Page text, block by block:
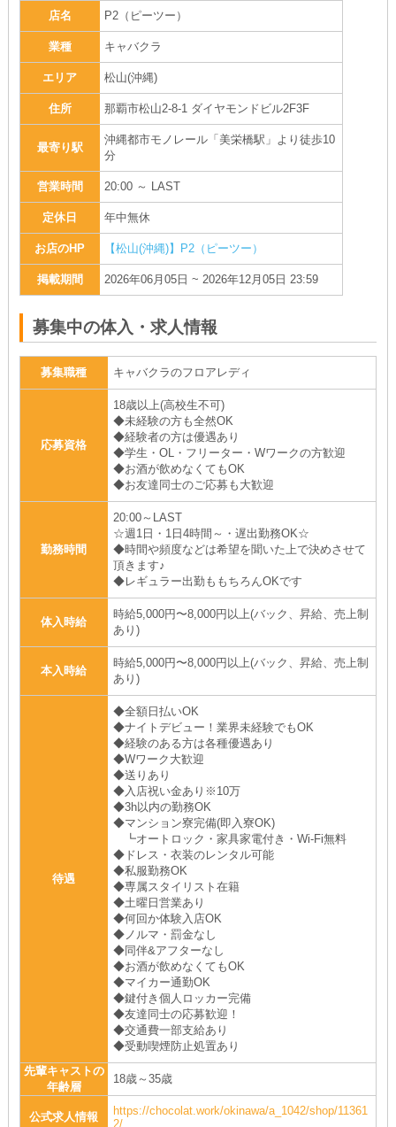
店名 P2（ピーツー）
業種 キャバクラ
エリア 松山(沖縄)
住所 那覇市松山2-8-1 ダイヤモンドビル2F3F
最寄り駅
沖縄都市モノレール「美栄橋駅」より徒歩10
分
営業時間 20:00 ～ LAST
定休日 年中無休
お店のHP 【松山(沖縄)】P2（ピーツー）
掲載期間 2026年06月05日 ~ 2026年12月05日 23:59
募集中の体入・求人情報
募集職種 キャバクラのフロアレディ
応募資格
18歳以上(高校生不可)
◆未経験の方も全然OK
◆経験者の方は優遇あり
◆学生・OL・フリーター・Wワークの方歓迎
◆お酒が飲めなくてもOK
◆お友達同士のご応募も大歓迎
勤務時間
20:00～LAST
☆週1日・1日4時間～・遅出勤務OK☆
◆時間や頻度などは希望を聞いた上で決めさせて
頂きます♪
◆レギュラー出勤ももちろんOKです
体入時給
時給5,000円〜8,000円以上(バック、昇給、売上制
あり)
本入時給
時給5,000円〜8,000円以上(バック、昇給、売上制
あり)
待遇
◆全額日払いOK
◆ナイトデビュー！業界未経験でもOK
◆経験のある方は各種優遇あり
◆Wワーク大歓迎
◆送りあり
◆入店祝い金あり※10万
◆3h以内の勤務OK
◆マンション寮完備(即入寮OK)
┗オートロック・家具家電付き・Wi-Fi無料
◆ドレス・衣装のレンタル可能
◆私服勤務OK
◆専属スタイリスト在籍
◆土曜日営業あり
◆何回か体験入店OK
◆ノルマ・罰金なし
◆同伴&アフターなし
◆お酒が飲めなくてもOK
◆マイカー通勤OK
◆鍵付き個人ロッカー完備
◆友達同士の応募歓迎！
◆交通費一部支給あり
◆受動喫煙防止処置あり
先輩キャストの
年齢層
18歳～35歳
公式求人情報
https://chocolat.work/okinawa/a_1042/shop/11361
2/